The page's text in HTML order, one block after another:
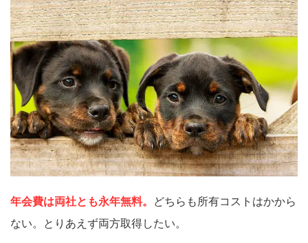
年会費は両社とも永年無料。 どちらも所有コストはかから
ない。とりあえず両方取得したい。